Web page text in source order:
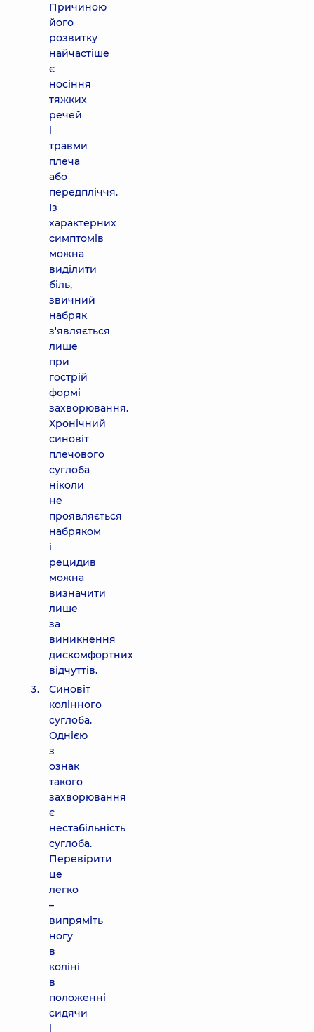
Причиною
його
розвитку
найчастіше
є
носіння
тяжких
речей
і
травми
плеча
або
передпліччя.
Із
характерних
симптомів
можна
виділити
біль,
звичний
набряк
з'являється
лише
при
гострій
формі
захворювання.
Хронічний
синовіт
плечового
суглоба
ніколи
не
проявляється
набряком
і
рецидив
можна
визначити
лише
за
виникнення
дискомфортних
відчуттів.
Синовіт
колінного
суглоба.
Однією
з
ознак
такого
захворювання
є
нестабільність
суглоба.
Перевірити
це
легко
–
випряміть
ногу
в
коліні
в
положенні
сидячи
і